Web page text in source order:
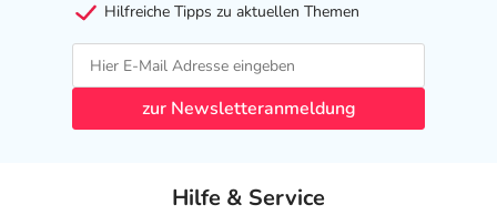
Hilfreiche Tipps zu aktuellen Themen
zur Newsletteranmeldung
Hilfe & Service